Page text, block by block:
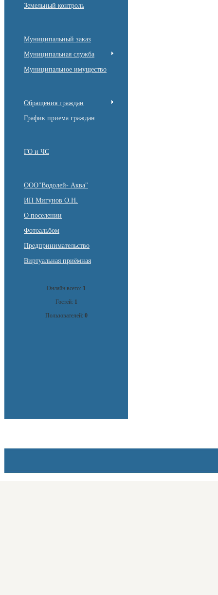
Земельный контроль
Муниципальный заказ
Муниципальная служба
Муниципальное имущество
Обращения граждан
График приема граждан
ГО и ЧС
ООО"Водолей- Аква"
ИП Мигунов О.Н.
О поселении
Фотоальбом
Предпринимательство
Виртуальная приёмная
Онлайн всего: 1
Гостей: 1
Пользователей: 0